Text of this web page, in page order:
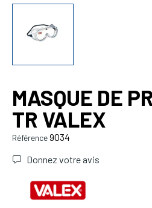
MASQUE DE
TR VALEX
Référence9034
Donnez votre avis